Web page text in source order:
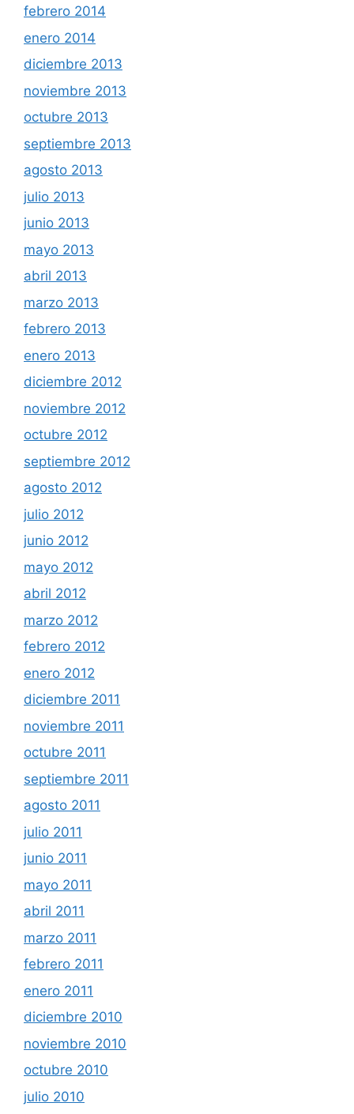
febrero 2014
enero 2014
diciembre 2013
noviembre 2013
octubre 2013
septiembre 2013
agosto 2013
julio 2013
junio 2013
mayo 2013
abril 2013
marzo 2013
febrero 2013
enero 2013
diciembre 2012
noviembre 2012
octubre 2012
septiembre 2012
agosto 2012
julio 2012
junio 2012
mayo 2012
abril 2012
marzo 2012
febrero 2012
enero 2012
diciembre 2011
noviembre 2011
octubre 2011
septiembre 2011
agosto 2011
julio 2011
junio 2011
mayo 2011
abril 2011
marzo 2011
febrero 2011
enero 2011
diciembre 2010
noviembre 2010
octubre 2010
julio 2010